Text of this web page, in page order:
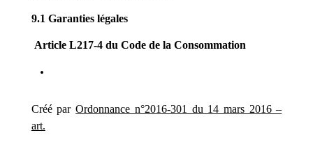
9.1 Garanties légales
Article L217-4 du Code de la Consommation
Créé parOrdonnance n°2016-301 du 14 mars 2016 –
art.